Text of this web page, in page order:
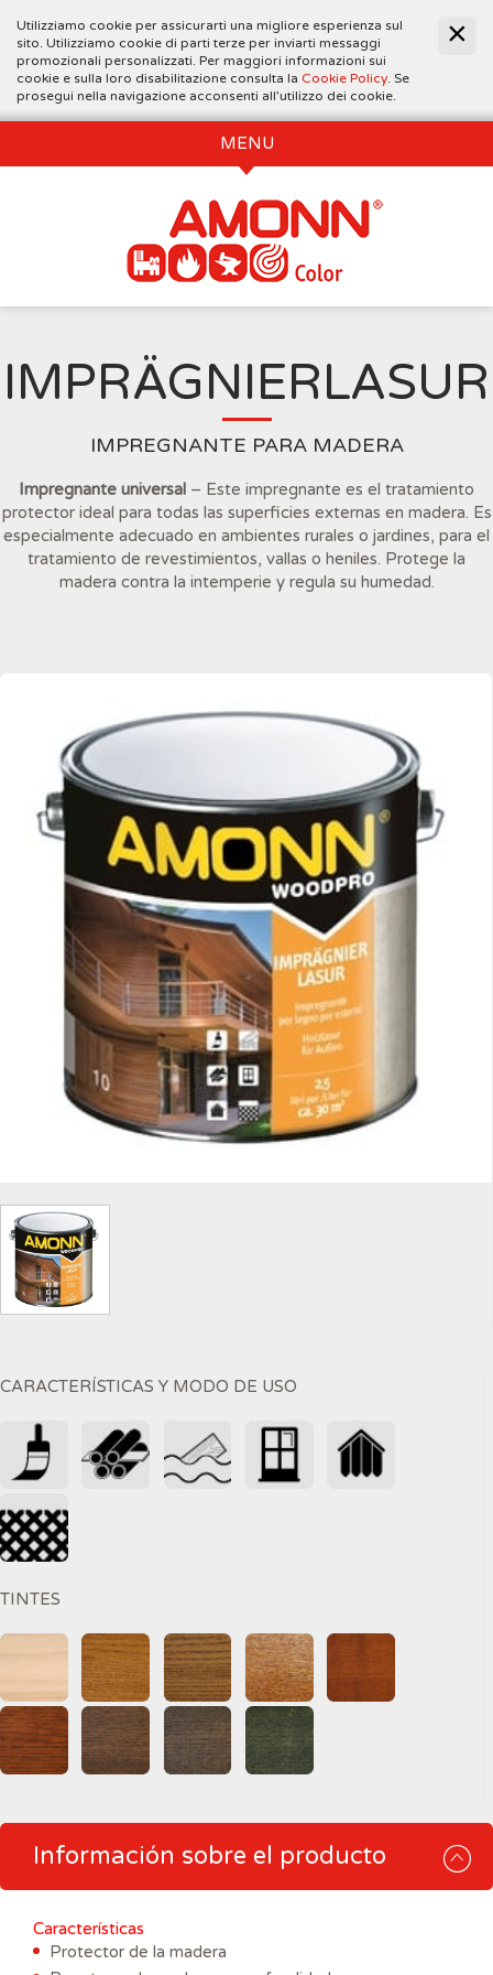
Utilizziamo cookie per assicurarti una migliore esperienza sul
sito. Utilizziamo cookie di parti terze per inviarti messaggi
promozionali personalizzati. Per maggiori informazioni sui
cookie e sulla loro disabilitazione consulta la Cookie Policy. Se
prosegui nella navigazione acconsenti all’utilizzo dei cookie.
MENU
IMPRÄGNIERLASUR
IMPREGNANTE PARA MADERA
Impregnante universal – Este impregnante es el tratamiento
protector ideal para todas las superficies externas en madera. Es
especialmente adecuado en ambientes rurales o jardines, para el
tratamiento de revestimientos, vallas o heniles. Protege la
madera contra la intemperie y regula su humedad.
CARACTERÍSTICAS Y MODO DE USO
TINTES
Información sobre el producto
Características
Protector de la madera